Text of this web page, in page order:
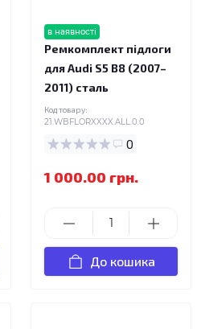
в наявності
Ремкомплект підлоги
для Audi S5 B8 (2007–
2011) сталь
Код товару:
21.WBFLORXXXX.ALL.0.0
0
1 000.00 грн.
До кошика